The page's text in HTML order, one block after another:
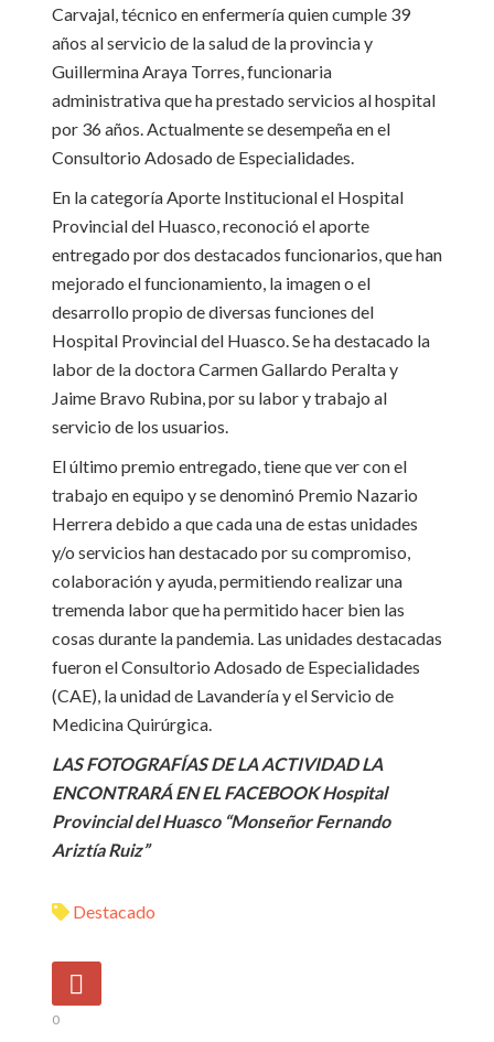
Carvajal, técnico en enfermería quien cumple 39
años al servicio de la salud de la provincia y
Guillermina Araya Torres, funcionaria
administrativa que ha prestado servicios al hospital
por 36 años. Actualmente se desempeña en el
Consultorio Adosado de Especialidades.
En la categoría Aporte Institucional el Hospital
Provincial del Huasco, reconoció el aporte
entregado por dos destacados funcionarios, que han
mejorado el funcionamiento, la imagen o el
desarrollo propio de diversas funciones del
Hospital Provincial del Huasco. Se ha destacado la
labor de la doctora Carmen Gallardo Peralta y
Jaime Bravo Rubina, por su labor y trabajo al
servicio de los usuarios.
El último premio entregado, tiene que ver con el
trabajo en equipo y se denominó Premio Nazario
Herrera debido a que cada una de estas unidades
y/o servicios han destacado por su compromiso,
colaboración y ayuda, permitiendo realizar una
tremenda labor que ha permitido hacer bien las
cosas durante la pandemia. Las unidades destacadas
fueron el Consultorio Adosado de Especialidades
(CAE), la unidad de Lavandería y el Servicio de
Medicina Quirúrgica.
LAS FOTOGRAFÍAS DE LA ACTIVIDAD LA
ENCONTRARÁ EN EL FACEBOOK Hospital
Provincial del Huasco “Monseñor Fernando
Ariztía Ruiz”
Destacado
0